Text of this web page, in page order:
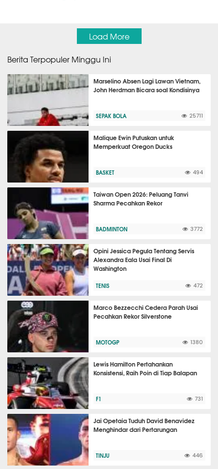
Load More
Berita Terpopuler Minggu Ini
Marselino Absen Lagi Lawan Vietnam,
John Herdman Bicara soal Kondisinya
SEPAK BOLA 25711
Malique Ewin Putuskan untuk
Memperkuat Oregon Ducks
BASKET 494
Taiwan Open 2026: Peluang Tanvi
Sharma Pecahkan Rekor
BADMINTON 3772
Opini Jessica Pegula Tentang Servis
Alexandra Eala Usai Final Di
Washington
TENIS 472
Marco Bezzecchi Cedera Parah Usai
Pecahkan Rekor Silverstone
MOTOGP 1380
Lewis Hamilton Pertahankan
Konsistensi, Raih Poin di Tiap Balapan
F1 731
Jai Opetaia Tuduh David Benavidez
Menghindar dari Pertarungan
TINJU 446